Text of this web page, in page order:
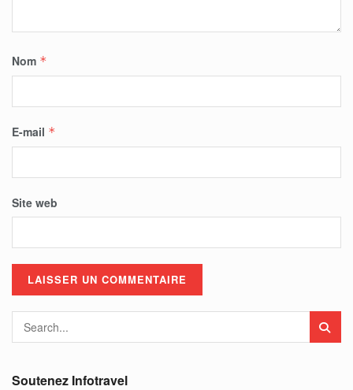
Nom *
E-mail *
Site web
Soutenez Infotravel